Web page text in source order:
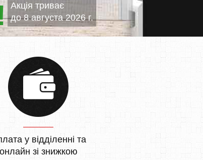
Акція триває
до8 августа 2026 г.
у відділенні та
онлайн зі знижкою